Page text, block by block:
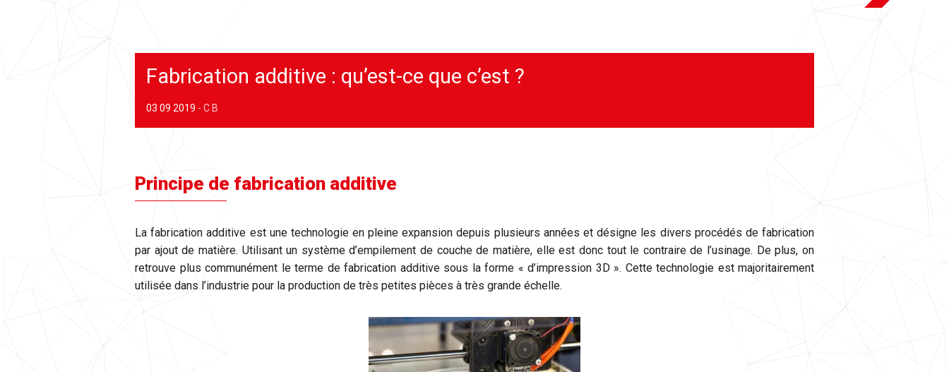
Fabrication additive : qu’est-ce que c’est ?
03 09 2019 - C B
Principe de fabrication additive
La fabrication additive est une technologie en pleine expansion depuis plusieurs années et désigne les divers procédés de fabrication
par ajout de matière. Utilisant un système d’empilement de couche de matière, elle est donc tout le contraire de l’usinage. De plus, on
retrouve plus communément le terme de fabrication additive sous la forme « d’impression 3D ». Cette technologie est majoritairement
utilisée dans l’industrie pour la production de très petites pièces à très grande échelle.